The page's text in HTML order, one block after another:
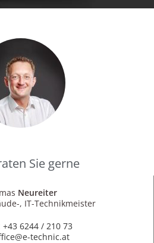
Sie gerne
Neureiter
, IT-Technikmeister
+43 6244 / 210 73
technic.at